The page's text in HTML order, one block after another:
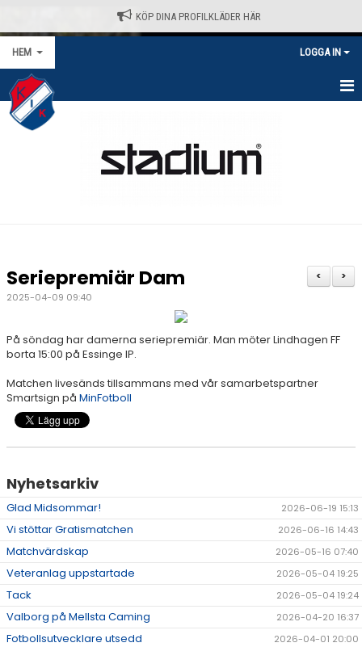
KÖP DINA PROFILKLÄDER HÄR
HEM LOGGA IN
HEM
KONTAKT
KLÄDPROFIL - STADIUM / SELECT
DOKUMENT
>
<
Seriepremiär Dam
2025-04-09 09:40
På söndag har damerna seriepremiär. Man möter Lindhagen FF
borta 15:00 på Essinge IP.
Matchen livesänds tillsammans med vår samarbetspartner
Smartsign på MinFotboll
Nyhetsarkiv
Glad Midsommar! 2026-06-19 15:13
Vi stöttar Gratismatchen 2026-06-16 14:43
Matchvärdskap 2026-05-16 07:40
Veteranlag uppstartade 2026-05-04 19:25
Tack 2026-05-04 19:24
Valborg på Mellsta Caming 2026-04-20 16:37
Fotbollsutvecklare utsedd 2026-04-01 20:00